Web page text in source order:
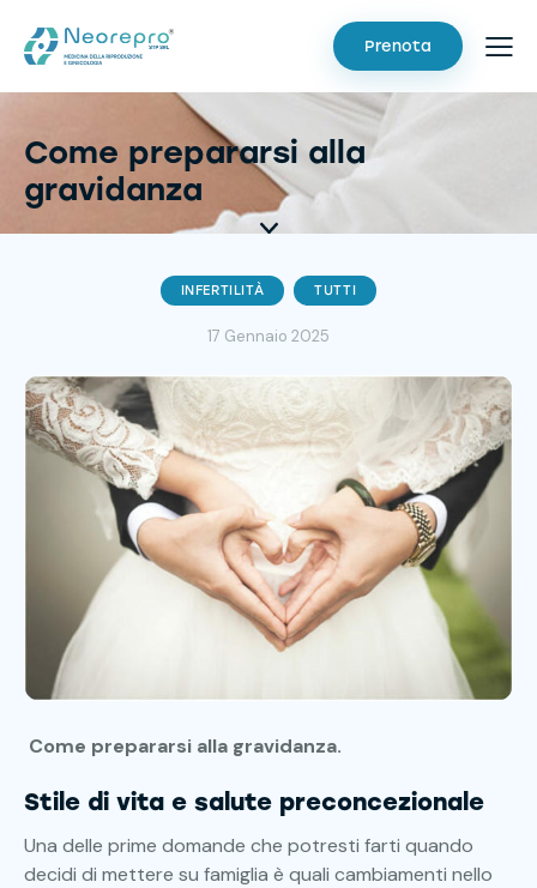
Prenota
Come prepararsi alla
gravidanza
INFERTILITÀ TUTTI
17 Gennaio 2025
Come prepararsi alla gravidanza.
Stile di vita e salute preconcezionale
Una delle prime domande che potresti farti quando
decidi di mettere su famiglia è quali cambiamenti nello